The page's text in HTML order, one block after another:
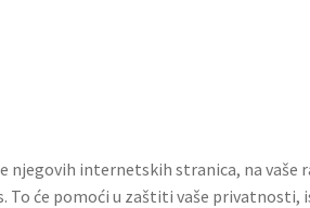
njegovih internetskih stranica, na vaše
To će pomoći u zaštiti vaše privatnosti,